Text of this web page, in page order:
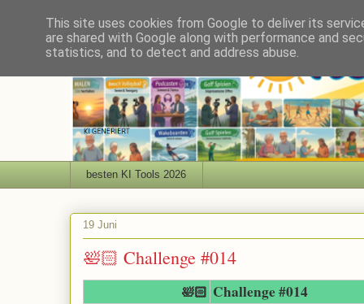
besten KI Tools 2026
19 Juni
🛀🏻 Challenge #014
🛀🏻 Challenge #014
This site uses cookies from Google to deliver its
are shared with Google along with performance and
statistics, and to detect and address abuse.